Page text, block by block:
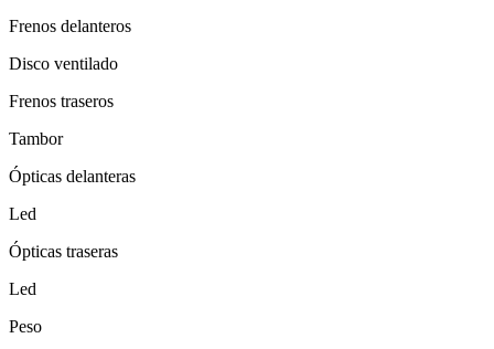
Frenos delanteros
Disco ventilado
Frenos traseros
Tambor
Ópticas delanteras
Led
Ópticas traseras
Led
Peso